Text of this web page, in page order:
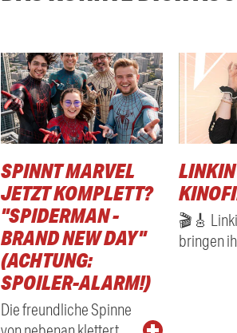
SPINNT MARVEL
JETZT KOMPLETT?
"SPIDERMAN -
BRAND NEW DAY"
(ACHTUNG:
SPOILER-ALARM!)
Die freundliche Spinne
🎬🎸
bringen